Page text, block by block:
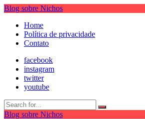
Blog sobre Nichos
Home
Política de privacidade
Contato
facebook
instagram
twitter
youtube
Blog sobre Nichos